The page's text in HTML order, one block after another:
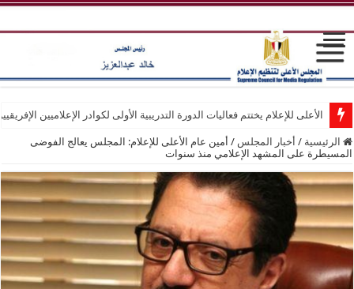
الأعلى للإعلام يختتم فعاليات الدورة التدريبية الأولى لكوادر الإعلاميين
الرئيسية / أخبار المجلس / أمين عام الأعلى للإعلام: المجلس يعالج الفوضى
المسيطرة على المشهد الإعلامي منذ سنوات